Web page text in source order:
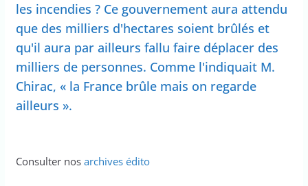
les incendies ? Ce gouvernement aura attendu
que des milliers d'hectares soient brûlés et
qu'il aura par ailleurs fallu faire déplacer des
milliers de personnes. Comme l'indiquait M.
Chirac, « la France brûle mais on regarde
ailleurs ».
Consulter nos archives édito